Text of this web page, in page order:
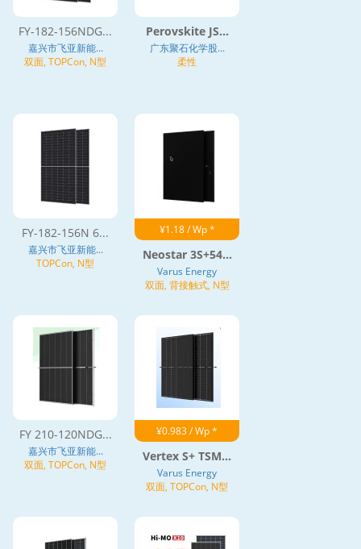
FY-182-156NDG...
嘉兴市飞亚新能...
双面, TOPCon, N型
Perovskite JS...
广东聚石化学股...
柔性
FY-182-156N 6...
嘉兴市飞亚新能...
TOPCon, N型
¥1.18 / Wp *
Neostar 3S+54...
Varus Energy
双面, 背接触式, N型
FY 210-120NDG...
嘉兴市飞亚新能...
双面, TOPCon, N型
¥0.983 / Wp *
Vertex S+ TSM...
Varus Energy
双面, TOPCon, N型